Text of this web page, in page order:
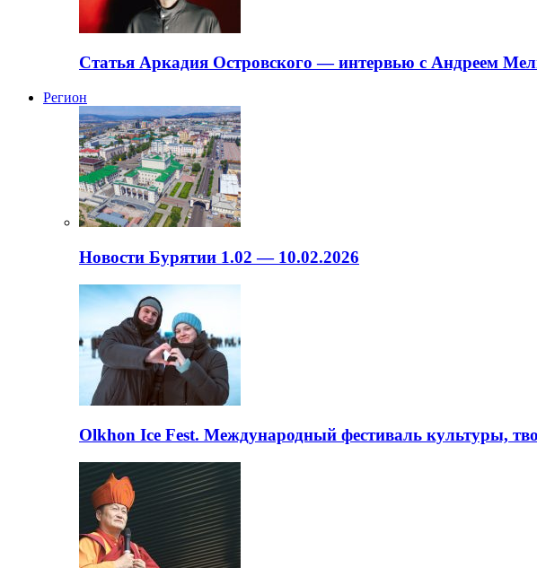
Статья Аркадия Островского — интервью с Андреем
Регион
Новости Бурятии 1.02 — 10.02.2026
Olkhon Ice Fest. Международный фестиваль культуры,